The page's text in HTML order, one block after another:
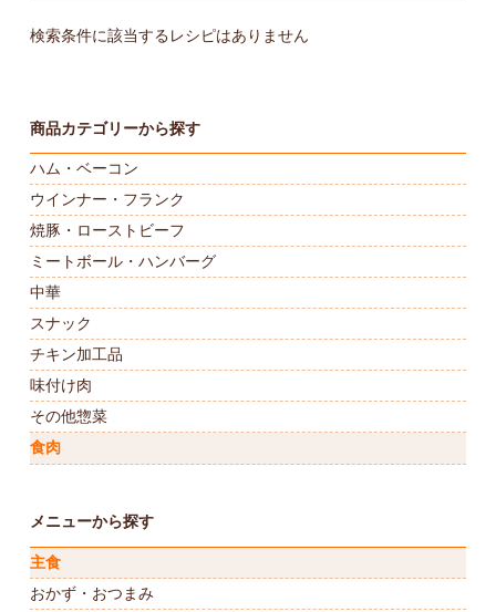
検索条件に該当するレシピはありません
商品カテゴリーから探す
ハム・ベーコン
ウインナー・フランク
焼豚・ローストビーフ
ミートボール・ハンバーグ
中華
スナック
チキン加工品
味付け肉
その他惣菜
食肉
メニューから探す
主食
おかず・おつまみ